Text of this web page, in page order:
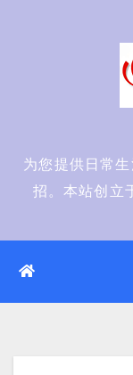
为您提供日常
招。本站创立